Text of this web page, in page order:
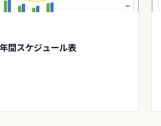
間スケジュール表